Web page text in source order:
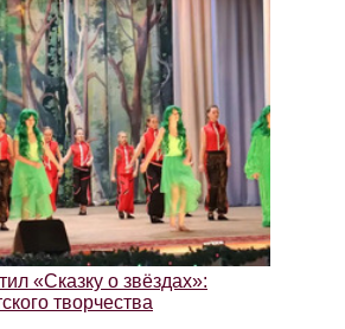
«Сказку о звёздах»:
творчества